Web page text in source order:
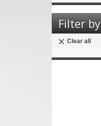
Filter by
Clear all